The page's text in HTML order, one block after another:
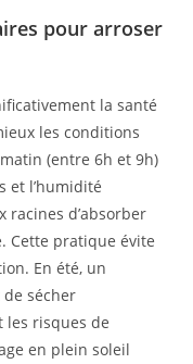
pour arroser
la santé
les conditions
(entre 6h et 9h)
et l’humidité
d’absorber
Cette pratique évite
En été, un
sécher
risques de
en plein soleil